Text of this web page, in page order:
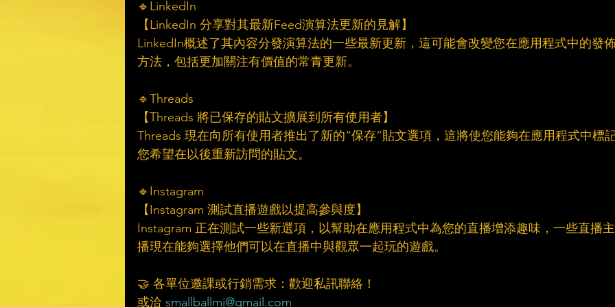
🔹LinkedIn
【LinkedIn 分享對其最新Feed演算法更新的見解】
LinkedIn概述了其內容分發演算法的一些最新更新，這可能會改變您在應用程式中的發
方法，包括更加關注有價值的常青更新。
🔹Threads
【Threads 將已保存的貼文擴展到所有使用者】
Threads 現在向所有使用者推出了新的“保存”貼文選項，這將使您能夠在應用程式中標
您希望在以後重新訪問的貼文。
🔹Instagram
【Instagram 測試直播遊戲以提高參與度】
Instagram 正在測試一些新選項，以幫助在應用程式中為您的直播增添趣味，一些直播主
播現在能夠選擇他們可以在直播中與觀眾一起玩的遊戲。
🤝 各單位邀課或行銷需求：歡迎私訊聯絡！
或洽 smallballmj@gmail.com